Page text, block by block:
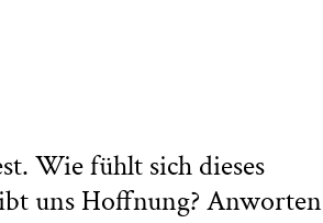
Wie fühlt sich dieses
uns Hoffnung? Anworten